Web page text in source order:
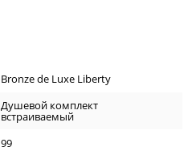
Bronze de Luxe Liberty
Душевой комплект
встраиваемый
99